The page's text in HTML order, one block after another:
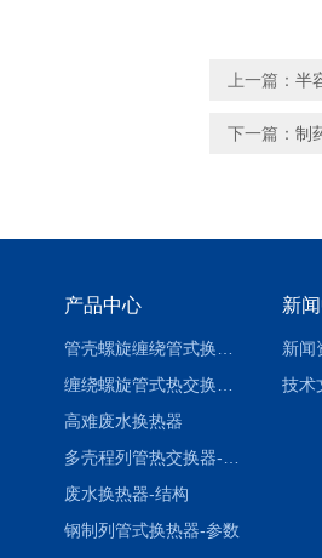
上一篇： 半
下一篇： 制
产品中心
高难废水换热器
废水换热器-结构
钢制列管式换热器-参数
新
新闻
技术